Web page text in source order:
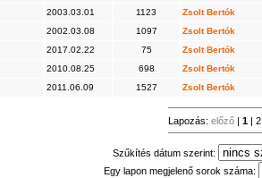
2003.03.01 1123 Zsolt Bertók
2002.03.08 1097 Zsolt Bertók
2017.02.22 75 Zsolt Bertók
2010.08.25 698 Zsolt Bertók
2011.06.09 1527 Zsolt Bertók
Lapozás: előző | 1 | 2
Szűkítés dátum szerint:
Egy lapon megjelenő sorok száma: